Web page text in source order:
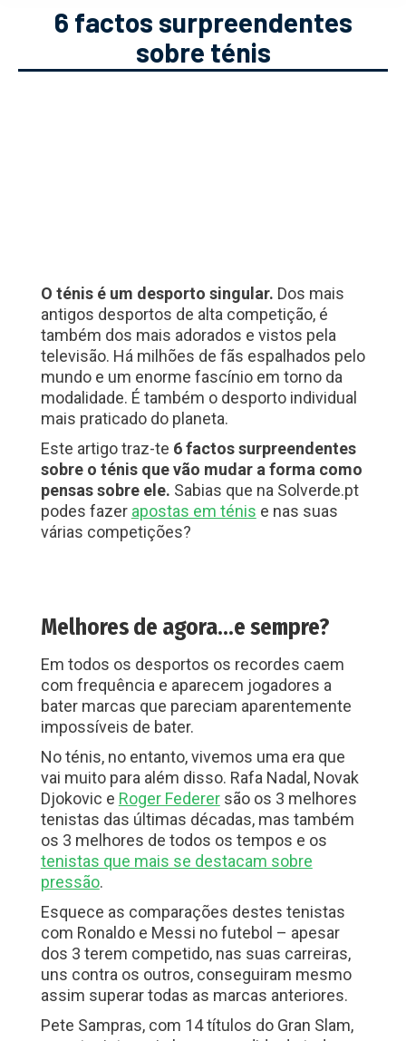
6 factos surpreendentes
sobre ténis
O ténis é um desporto singular. Dos mais
antigos desportos de alta competição, é
também dos mais adorados e vistos pela
televisão. Há milhões de fãs espalhados pelo
mundo e um enorme fascínio em torno da
modalidade. É também o desporto individual
mais praticado do planeta.
Este artigo traz-te 6 factos surpreendentes
sobre o ténis que vão mudar a forma como
pensas sobre ele. Sabias que na Solverde.pt
podes fazer apostas em ténis e nas suas
várias competições?
Melhores de agora…e sempre?
Em todos os desportos os recordes caem
com frequência e aparecem jogadores a
bater marcas que pareciam aparentemente
impossíveis de bater.
No ténis, no entanto, vivemos uma era que
vai muito para além disso. Rafa Nadal, Novak
Djokovic e Roger Federersão os 3 melhores
tenistas das últimas décadas, mas também
os 3 melhores de todos os tempos e os
tenistas que mais se destacam sobre
pressão.
Esquece as comparações destes tenistas
com Ronaldo e Messi no futebol – apesar
dos 3 terem competido, nas suas carreiras,
uns contra os outros, conseguiram mesmo
assim superar todas as marcas anteriores.
Pete Sampras, com 14 títulos do Gran Slam,